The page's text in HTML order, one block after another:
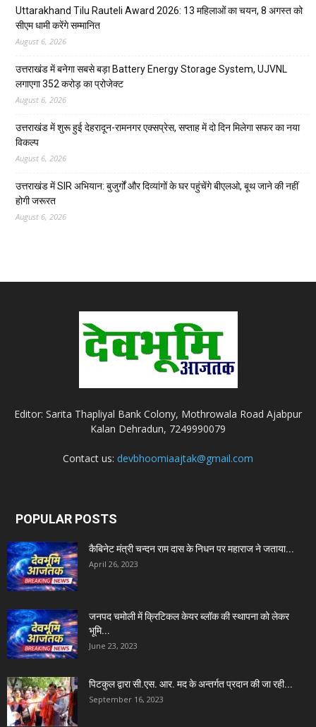
Uttarakhand Tilu Rauteli Award 2026: 13 महिलाओं का चयन, 8 अगस्त को
सीएम धामी करेंगे सम्मानित
August 6, 2026
उत्तराखंड में बनेगा सबसे बड़ा Battery Energy Storage System, UJVNL
लगाएगा 352 करोड़ का प्रोजेक्ट
August 6, 2026
उत्तराखंड में शुरू हुई देहरादून-रामनगर एक्सप्रेस, सप्ताह में दो दिन मिलेगा सफर का नया
विकल्प
August 6, 2026
उत्तराखंड में SIR अभियान: बुजुर्गों और दिव्यांगों के घर पहुंचेंगे बीएलओ, बूथ जाने की नहीं
होगी जरूरत
August 6, 2026
Editor: Sarita Thapliyal Bank Colony, Mothrowala Road Ajabpur
Kalan Dehradun, 7249990079
Contact us: devbhoomiaajtak@gmail.com
POPULAR POSTS
कैबिनेट मंत्री चन्दन राम दास के निधन पर महाराज ने जताया...
April 26, 2023
जनपद चमोली में क्रिटिकल केयर ब्लॉक की स्थापना को लेकर
भूमि...
June 23, 2023
पिटकुल द्वारा सी.एस. आर. मद के अन्तर्गत प्रदान की जा रही...
September 16, 2023